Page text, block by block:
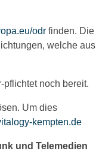
odr finden. Die
welche aus
noch bereit.
Um dies
kempten.de
und Telemedien